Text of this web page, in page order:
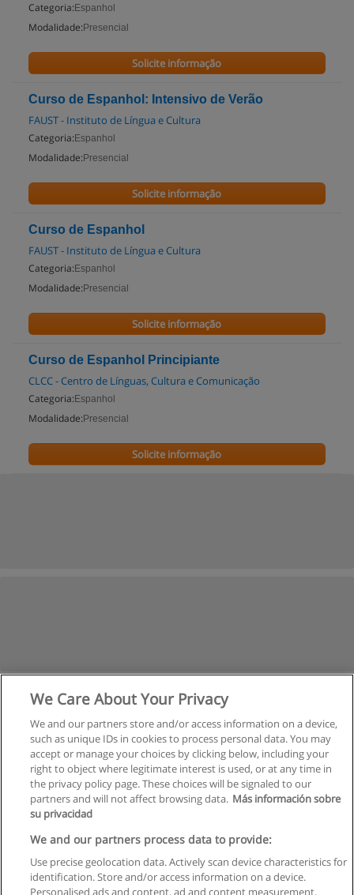
Categoria: Espanhol
Modalidade: Presencial
Solicite informação
Curso de Espanhol: Intensivo de Verão
FAUST - Instituto de Língua e Cultura
Categoria: Espanhol
Modalidade: Presencial
Solicite informação
Curso de Espanhol
FAUST - Instituto de Língua e Cultura
Categoria: Espanhol
Modalidade: Presencial
Solicite informação
Curso de Espanhol Principiante
CLCC - Centro de Línguas, Cultura e Comunicação
Categoria: Espanhol
Modalidade: Presencial
Solicite informação
Regras de uso
Privacidade de dados
We Care About Your Privacy
We and our partners store and/or access information on a device,
such as unique IDs in cookies to process personal data. You may
accept or manage your choices by clicking below, including your
right to object where legitimate interest is used, or at any time in
the privacy policy page. These choices will be signaled to our
partners and will not affect browsing data. Más información sobre
su privacidad
We and our partners process data to provide:
Use precise geolocation data. Actively scan device characteristics for
identification. Store and/or access information on a device.
Personalised ads and content, ad and content measurement,